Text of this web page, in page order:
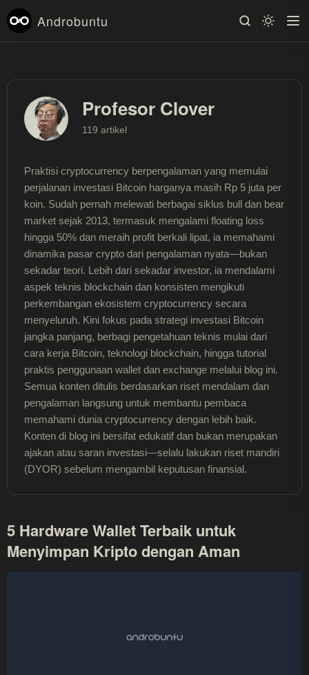
Androbuntu
Profesor Clover
119 artikel
Praktisi cryptocurrency berpengalaman yang memulai
perjalanan investasi Bitcoin harganya masih Rp 5 juta per
koin. Sudah pernah melewati berbagai siklus bull dan bear
market sejak 2013, termasuk mengalami floating loss
hingga 50% dan meraih profit berkali lipat, ia memahami
dinamika pasar crypto dari pengalaman nyata—bukan
sekadar teori. Lebih dari sekadar investor, ia mendalami
aspek teknis blockchain dan konsisten mengikuti
perkembangan ekosistem cryptocurrency secara
menyeluruh. Kini fokus pada strategi investasi Bitcoin
jangka panjang, berbagi pengetahuan teknis mulai dari
cara kerja Bitcoin, teknologi blockchain, hingga tutorial
praktis penggunaan wallet dan exchange melalui blog ini.
Semua konten ditulis berdasarkan riset mendalam dan
pengalaman langsung untuk membantu pembaca
memahami dunia cryptocurrency dengan lebih baik.
Konten di blog ini bersifat edukatif dan bukan merupakan
ajakan atau saran investasi—selalu lakukan riset mandiri
(DYOR) sebelum mengambil keputusan finansial.
5 Hardware Wallet Terbaik untuk
Menyimpan Kripto dengan Aman